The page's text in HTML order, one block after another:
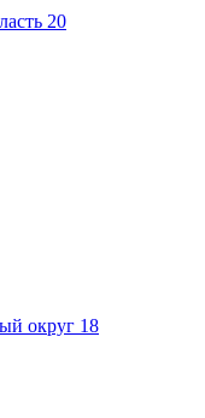
20
округ 18